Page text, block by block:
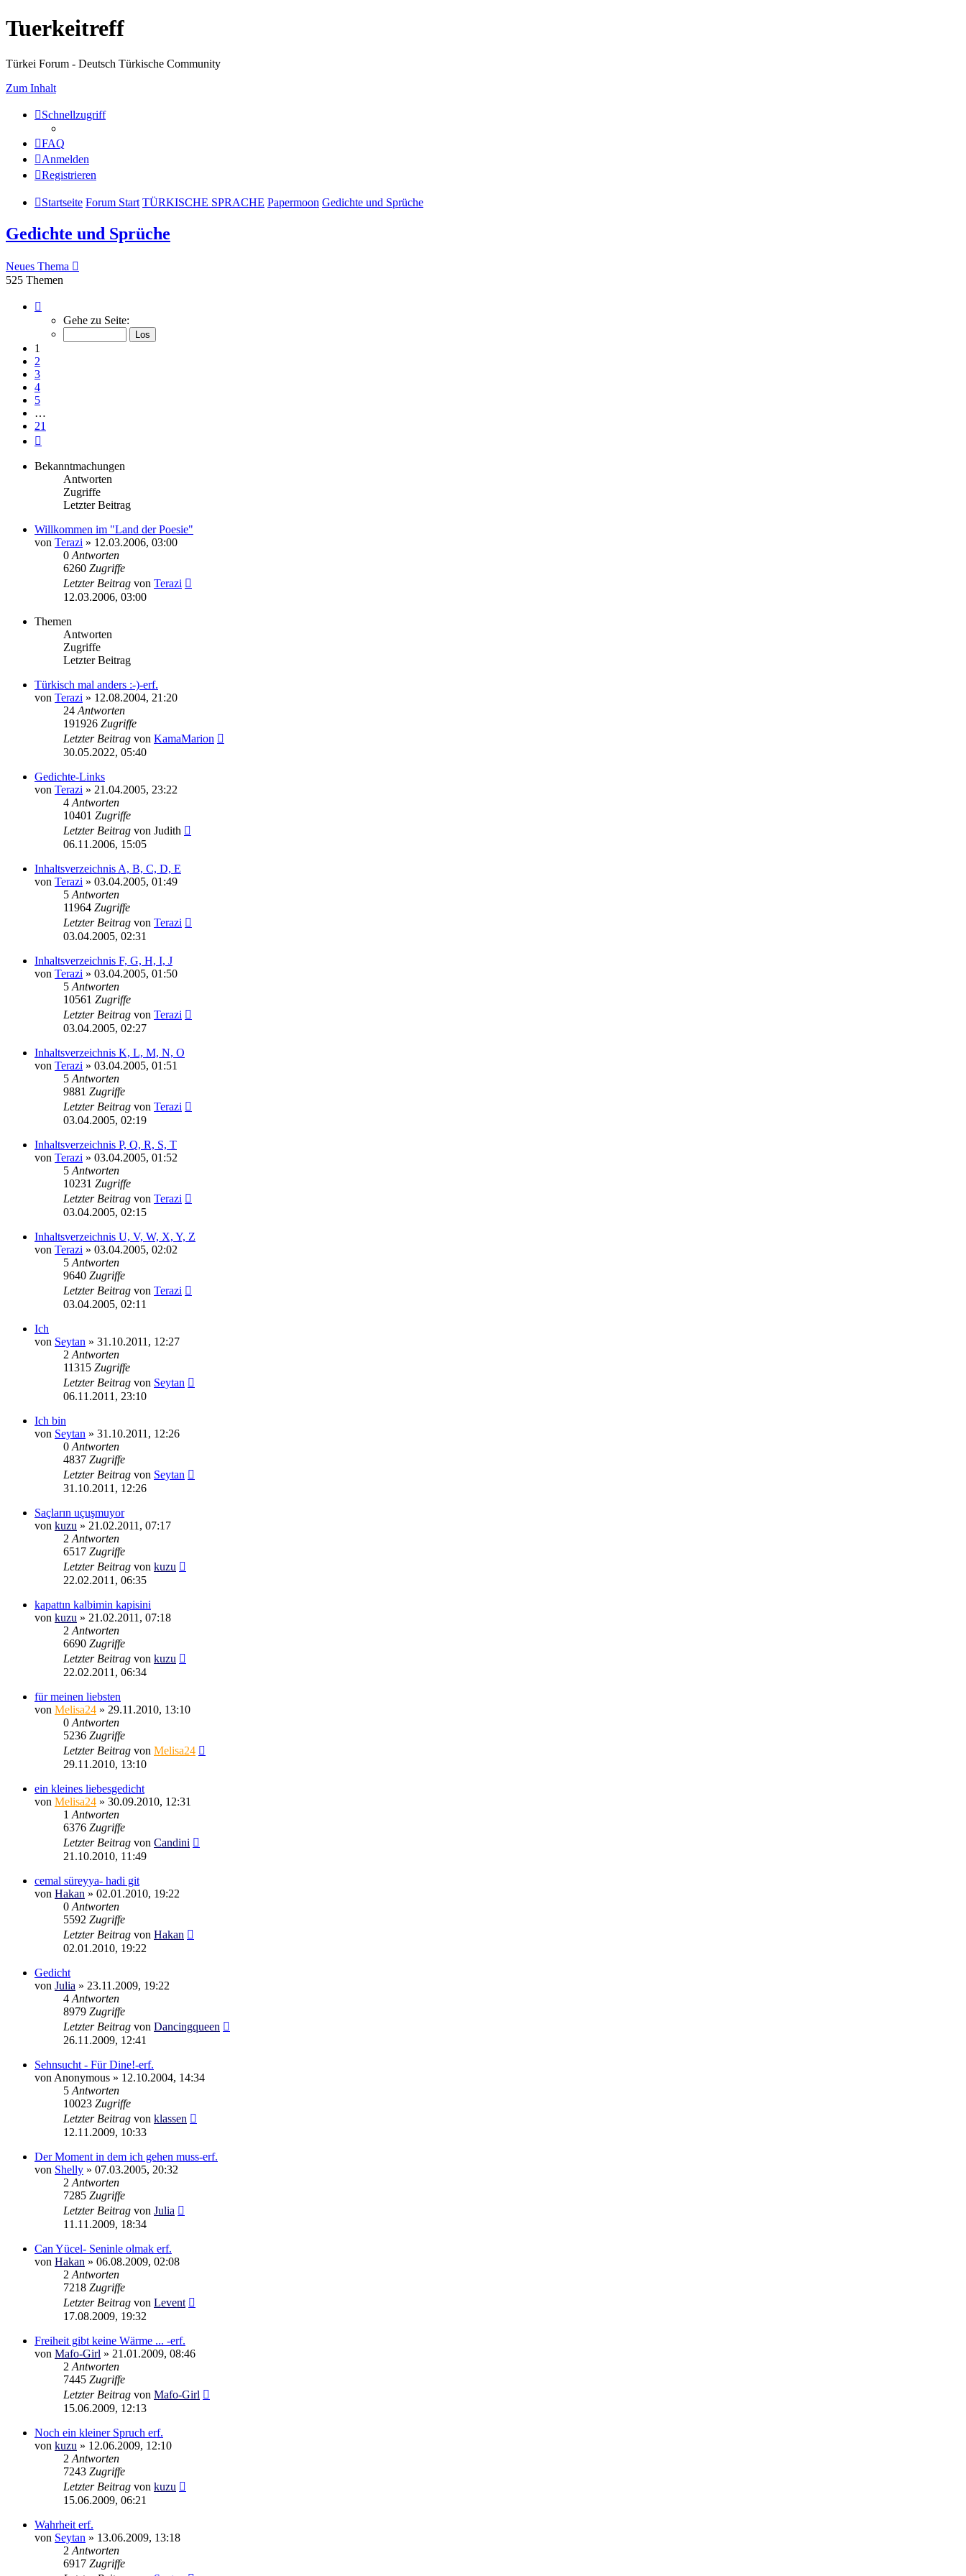
Tuerkeitreff
Türkei Forum - Deutsch Türkische Community
Zum Inhalt
Schnellzugriff
FAQ
Anmelden
Registrieren
Startseite Forum Start TÜRKISCHE SPRACHE Papermoon Gedichte und Sprüche
Gedichte und Sprüche
Neues Thema
525 Themen
von
Gehe zu Seite:
1
2
3
4
5
…
21
Bekanntmachungen
Antworten
Zugriffe
Letzter Beitrag
Willkommen im "Land der Poesie"
von Terazi » 12.03.2006, 03:00
0 Antworten
6260 Zugriffe
Letzter Beitrag von Terazi
12.03.2006, 03:00
Themen
Antworten
Zugriffe
Letzter Beitrag
Türkisch mal anders :-)-erf.
von Terazi » 12.08.2004, 21:20
24 Antworten
191926 Zugriffe
Letzter Beitrag von KamaMarion
30.05.2022, 05:40
Gedichte-Links
von Terazi » 21.04.2005, 23:22
4 Antworten
10401 Zugriffe
Letzter Beitrag von Judith
06.11.2006, 15:05
Inhaltsverzeichnis A, B, C, D, E
von Terazi » 03.04.2005, 01:49
5 Antworten
11964 Zugriffe
Letzter Beitrag von Terazi
03.04.2005, 02:31
Inhaltsverzeichnis F, G, H, I, J
von Terazi » 03.04.2005, 01:50
5 Antworten
10561 Zugriffe
Letzter Beitrag von Terazi
03.04.2005, 02:27
Inhaltsverzeichnis K, L, M, N, O
von Terazi » 03.04.2005, 01:51
5 Antworten
9881 Zugriffe
Letzter Beitrag von Terazi
03.04.2005, 02:19
Inhaltsverzeichnis P, Q, R, S, T
von Terazi » 03.04.2005, 01:52
5 Antworten
10231 Zugriffe
Letzter Beitrag von Terazi
03.04.2005, 02:15
Inhaltsverzeichnis U, V, W, X, Y, Z
von Terazi » 03.04.2005, 02:02
5 Antworten
9640 Zugriffe
Letzter Beitrag von Terazi
03.04.2005, 02:11
Ich
von Seytan » 31.10.2011, 12:27
2 Antworten
11315 Zugriffe
Letzter Beitrag von Seytan
06.11.2011, 23:10
Ich bin
von Seytan » 31.10.2011, 12:26
0 Antworten
4837 Zugriffe
Letzter Beitrag von Seytan
31.10.2011, 12:26
Saçların uçuşmuyor
von kuzu » 21.02.2011, 07:17
2 Antworten
6517 Zugriffe
Letzter Beitrag von kuzu
22.02.2011, 06:35
kapattın kalbimin kapisini
von kuzu » 21.02.2011, 07:18
2 Antworten
6690 Zugriffe
Letzter Beitrag von kuzu
22.02.2011, 06:34
für meinen liebsten
von Melisa24 » 29.11.2010, 13:10
0 Antworten
5236 Zugriffe
Letzter Beitrag von Melisa24
29.11.2010, 13:10
ein kleines liebesgedicht
von Melisa24 » 30.09.2010, 12:31
1 Antworten
6376 Zugriffe
Letzter Beitrag von Candini
21.10.2010, 11:49
cemal süreyya- hadi git
von Hakan » 02.01.2010, 19:22
0 Antworten
5592 Zugriffe
Letzter Beitrag von Hakan
02.01.2010, 19:22
Gedicht
von Julia » 23.11.2009, 19:22
4 Antworten
8979 Zugriffe
Letzter Beitrag von Dancingqueen
26.11.2009, 12:41
Sehnsucht - Für Dine!-erf.
von Anonymous » 12.10.2004, 14:34
5 Antworten
10023 Zugriffe
Letzter Beitrag von klassen
12.11.2009, 10:33
Der Moment in dem ich gehen muss-erf.
von Shelly » 07.03.2005, 20:32
2 Antworten
7285 Zugriffe
Letzter Beitrag von Julia
11.11.2009, 18:34
Can Yücel- Seninle olmak erf.
von Hakan » 06.08.2009, 02:08
2 Antworten
7218 Zugriffe
Letzter Beitrag von Levent
17.08.2009, 19:32
Freiheit gibt keine Wärme ... -erf.
von Mafo-Girl » 21.01.2009, 08:46
2 Antworten
7445 Zugriffe
Letzter Beitrag von Mafo-Girl
15.06.2009, 12:13
Noch ein kleiner Spruch erf.
von kuzu » 12.06.2009, 12:10
2 Antworten
7243 Zugriffe
Letzter Beitrag von kuzu
15.06.2009, 06:21
Wahrheit erf.
von Seytan » 13.06.2009, 13:18
2 Antworten
6917 Zugriffe